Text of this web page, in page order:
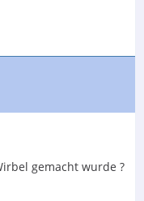
gemacht wurde ?